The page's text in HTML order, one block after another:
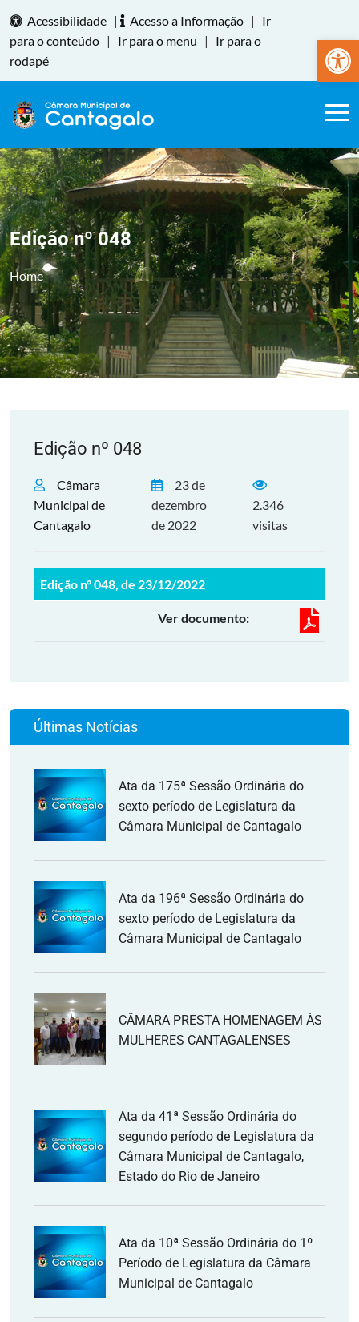
Abrir
Acessibilidade | Acesso a Informação |
Ir
para o conteúdo | Ir para o menu |
Ir para o
rodapé
Edição nº 048
Home
Edição nº 048
Câmara
Municipal de
Cantagalo
23 de
dezembro
de 2022
2.346
visitas
Edição nº 048, de 23/12/2022
Ver documento:
Últimas Notícias
Ata da 175ª Sessão Ordinária do
sexto período de Legislatura da
Câmara Municipal de Cantagalo
Ata da 196ª Sessão Ordinária do
sexto período de Legislatura da
Câmara Municipal de Cantagalo
CÂMARA PRESTA HOMENAGEM ÀS
MULHERES CANTAGALENSES
Ata da 41ª Sessão Ordinária do
segundo período de Legislatura da
Câmara Municipal de Cantagalo,
Estado do Rio de Janeiro
Ata da 10ª Sessão Ordinária do 1º
Período de Legislatura da Câmara
Municipal de Cantagalo